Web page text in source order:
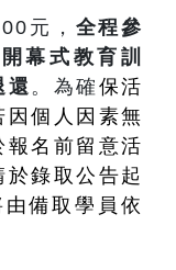
元， 全程參
幕式教育訓
還 。為確 保活
因個人因素無
報名前留意活
錄取公告起
備取學員依